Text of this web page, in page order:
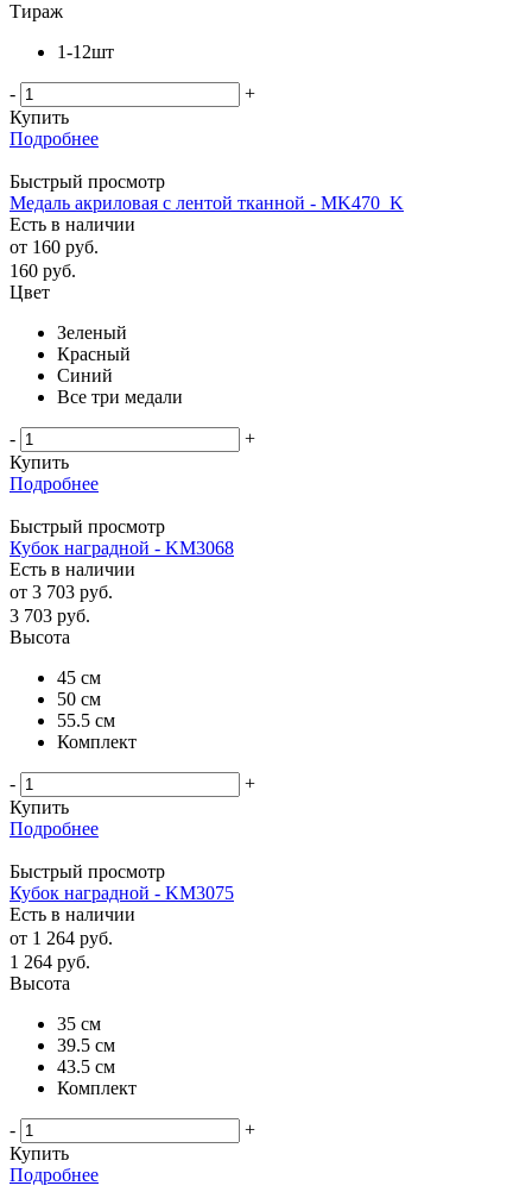
Тираж
1-12шт
-
+
Купить
Подробнее
Быстрый просмотр
Медаль акриловая с лентой тканной - MK470_K
Есть в наличии
от 160 руб.
160 руб.
Цвет
Зеленый
Красный
Синий
Все три медали
-
+
Купить
Подробнее
Быстрый просмотр
Кубок наградной - KM3068
Есть в наличии
от 3 703 руб.
3 703 руб.
Высота
45 см
50 см
55.5 см
Комплект
-
+
Купить
Подробнее
Быстрый просмотр
Кубок наградной - KM3075
Есть в наличии
от 1 264 руб.
1 264 руб.
Высота
35 см
39.5 см
43.5 см
Комплект
-
+
Купить
Подробнее